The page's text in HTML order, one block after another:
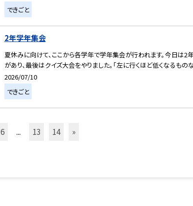
できごと
2年学年集会
夏休みに向けて、ここから各学年で学年集会が行われます。今日は
があり、最後はクイズ大会をやりました。「左に行くほど低くなるもの
2026/07/10
できごと
6 ... 13 14 »